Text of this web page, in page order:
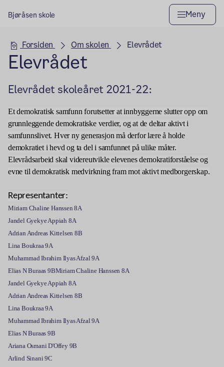
Bjøråsen skole Meny
Hovedseksjon
Forsiden Om skolen Elevrådet
Elevrådet
Elevrådet skoleåret 2021-22:
Et demokratisk samfunn forutsetter at innbyggerne slutter opp om
grunnleggende demokratiske verdier, og at de deltar aktivt i
samfunnslivet. Hver ny generasjon må derfor lære å holde
demokratiet i hevd og ta del i samfunnet på ulike måter.
Elevrådsarbeid skal videreutvikle elevenes demokratiforståelse og
evne til demokratisk medvirkning fram mot aktivt medborgerskap.
Representanter:
Miriam Chaline Hanssen 8A
Jandel Gyekye Appiah 8A
Adrian Andreas Kittelsen 8B
Lina Boukraa 9A
Muhammad Ibrahim Ilyas Afzal 9A
Elias N Buraas 9BMiriam Chaline Hanssen 8A
Jandel Gyekye Appiah 8A
Adrian Andreas Kittelsen 8B
Lina Boukraa 9A
Muhammad Ibrahim Ilyas Afzal 9A
Elias N Buraas 9B
Ariana Osmani D'Offey 9B
Arlind Sinani 9C